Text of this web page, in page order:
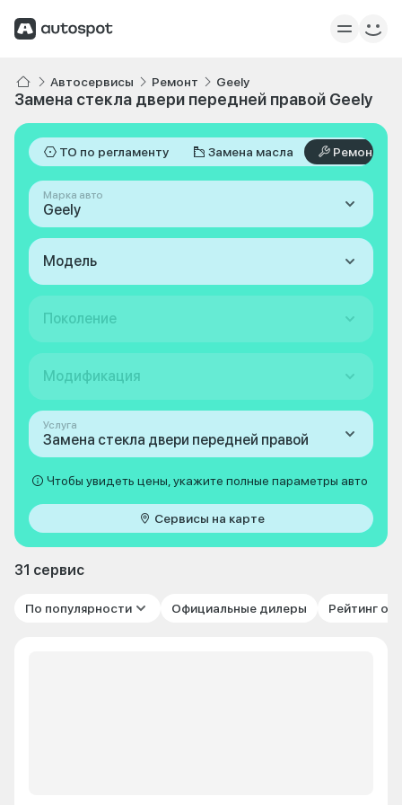
Автосервисы Ремонт Geely
Замена стекла двери передней правой Geely
ТО по регламенту Замена масла Ремонт
Марка авто
Geely
Модель
Поколение
Модификация
Услуга
Замена стекла двери передней правой
Чтобы увидеть цены, укажите полные параметры авто
Сервисы на карте
31 сервис
По популярности Официальные дилеры Рейтинг